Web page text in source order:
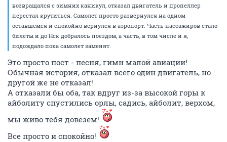
возвращался с зимних каникул, отказал двигатель и пропеллер
перестал крутиться. Самолет просто развернулся на одном
оставшемся и спокойно вернулся в аэропорт. Часть пассажиров стало
билеты и до Нск добралось поездом, а часть, в том числе и я,
подождало пока самолет заменят.
Это просто пост - песня, гимн малой авиации!
Обычная история, отказал всего один двигатель, но
другой же не отказал!
А отказали бы оба, так вдруг из-за высокой горы к
айболиту спустились орлы, садись, айболит, верхом,
мы живо тебя довезем!
Все просто и спокойно!